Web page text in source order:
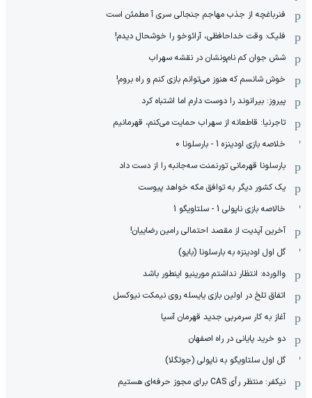
فنرباغچه از جذب مهاجم جنجالی سری آ مطمئن است
فلیک: وقت خداحافظی، آرائوخو را خوشحال دیدم!
شش جوان کم نام‌و‌نشان در نقشه سهراب
خوش شانسم که هنوز می‌توانم بازی کنم و راه بروم!
پیروز: بیرانوند را دوست دارم اما اشتباه کرد
تاجرنیا: قاطعانه از سهراب حمایت می‌کنم، قهرمانیم
خلاصه بازی اودینزه 1 - بارسلونا 0
بارسلونا قهرمانی تورنمنت سه‌جانبه را از دست داد
یک کشور دیگر به توافق مکه خواهد پیوست
خالاصه بازی ناپولی 1 - سلتاویگو 1
آخرین آپدیت از مقصد احتمالی رامین رضاییان!
گل اول اودینزه به بارسلونا (بایو)
والورده: انتظار نداشتم مورینیو اینطور باشد
اتفاق تلخ در اولین بازی یایسله روی نیمکت نیوکسل
آغاز به کار سرمربی جدید قهرمان آسیا
دو خرید پایانی در راه اصفهان
گل اول سلتاویگو به ناپولی (جوتگلا)
نیکفر: منتظر رأی CAS برای مجوز حرفه‌ای هستیم